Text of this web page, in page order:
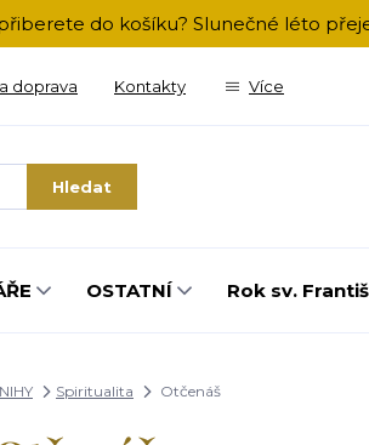
do košíku? Slunečné léto
doprava Kontakty Více
Hledat
OSTATNÍ Rok sv.
Spiritualita Otčenáš